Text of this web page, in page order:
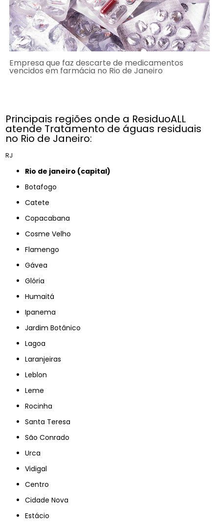
Empresa que faz descarte de medicamentos
vencidos em farmácia no Rio de Janeiro
Principais regiões onde a ResiduoALL
atende Tratamento de águas residuais
no Rio de Janeiro:
RJ
rio de janeiro (capital)
Botafogo
Catete
Copacabana
Cosme Velho
Flamengo
Gávea
Glória
Humaitá
Ipanema
Jardim Botânico
Lagoa
Laranjeiras
Leblon
Leme
Rocinha
Santa Teresa
São Conrado
Urca
Vidigal
Centro
Cidade Nova
Estácio